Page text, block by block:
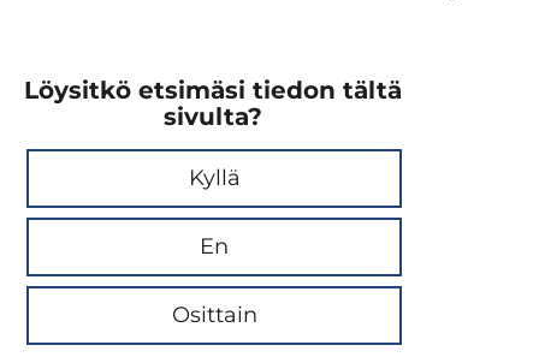
Löysitkö etsimäsi tiedon tältä
sivulta?
Kyllä
En
Osittain